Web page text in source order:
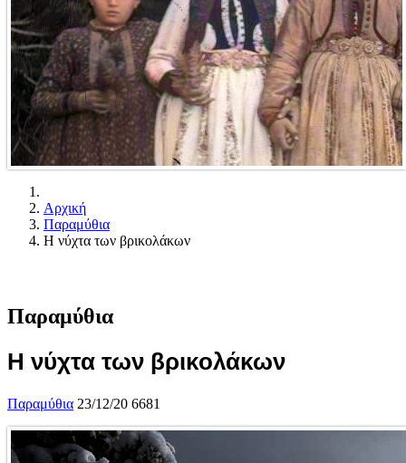
Αρχική
Παραμύθια
Η νύχτα των βρικολάκων
Παραμύθια
Η νύχτα των βρικολάκων
Παραμύθια 23/12/20 6681